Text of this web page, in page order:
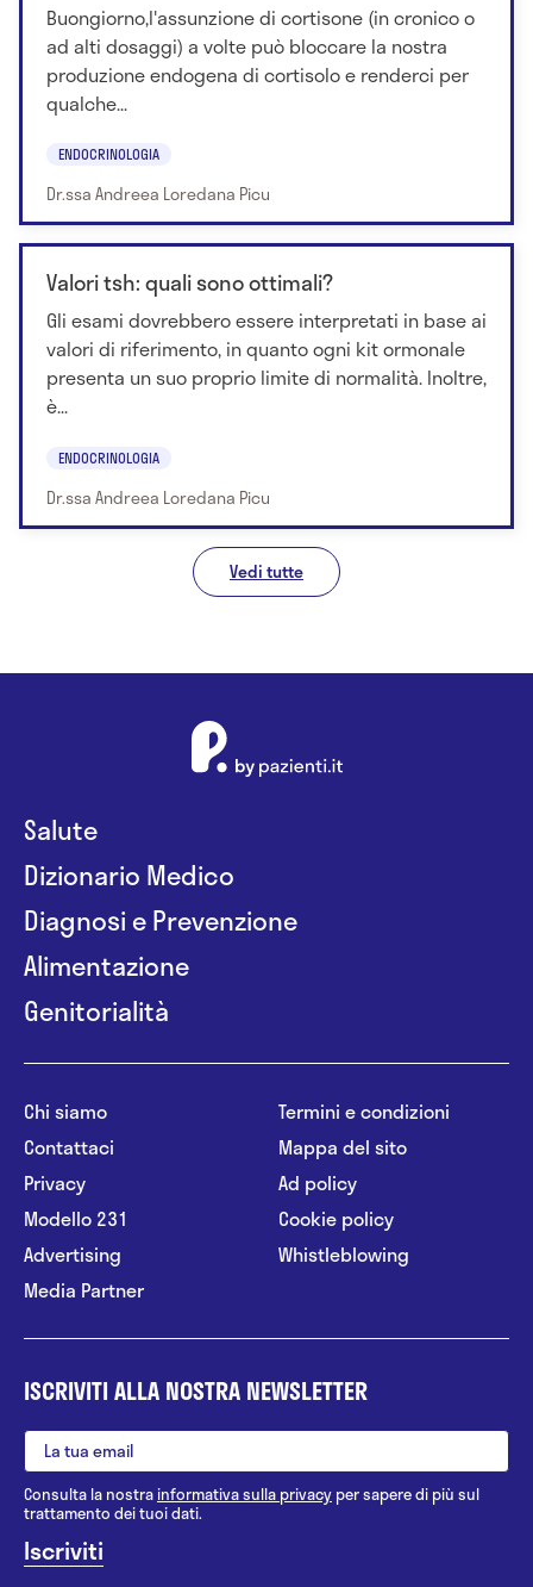
Buongiorno,l'assunzione di cortisone (in cronico o
ad alti dosaggi) a volte può bloccare la nostra
produzione endogena di cortisolo e renderci per
qualche...
ENDOCRINOLOGIA
Dr.ssa Andreea Loredana Picu
Valori tsh: quali sono ottimali?
Gli esami dovrebbero essere interpretati in base ai
valori di riferimento, in quanto ogni kit ormonale
presenta un suo proprio limite di normalità. Inoltre,
è...
ENDOCRINOLOGIA
Dr.ssa Andreea Loredana Picu
Vedi tutte
Salute
Dizionario Medico
Diagnosi e Prevenzione
Alimentazione
Genitorialità
Chi siamo
Contattaci
Privacy
Modello 231
Advertising
Media Partner
Termini e condizioni
Mappa del sito
Ad policy
Cookie policy
Whistleblowing
ISCRIVITI ALLA NOSTRA NEWSLETTER
Consulta la nostrainformativa sulla privacy per sapere di più sul
trattamento dei tuoi dati.